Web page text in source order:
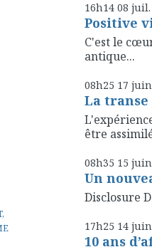
,
16h14 08 juil.
Positive
C'est le
antique...
08h25 17 juin
La
être
08h35 15 juin
Un
Disclosure
17h25 14 juin
10 ans